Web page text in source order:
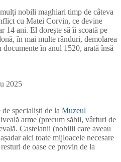
nobili maghiari timp de câteva
cu Matei Corvin, ce devine
14 ani. El dorește să îi scoată pe
în mai multe rânduri, demolarea
în anul 1520, arată însă
specialiști de la Muzeul
arme (precum săbii, vârfuri de
Castelanii (nobilii care aveau
aici toate mijloacele necesare
de oase ce provin de la